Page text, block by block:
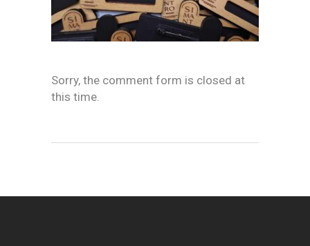
Sorry, the comment form is closed at
this time.